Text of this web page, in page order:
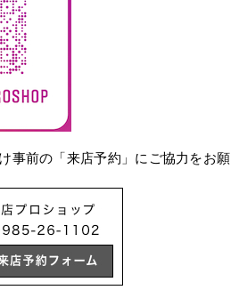
事前の「来店予約」にご協力をお願